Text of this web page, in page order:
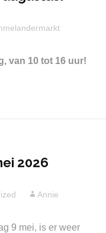
van 10 tot 16 uur!
2026
Annie
9 mei, is er weer